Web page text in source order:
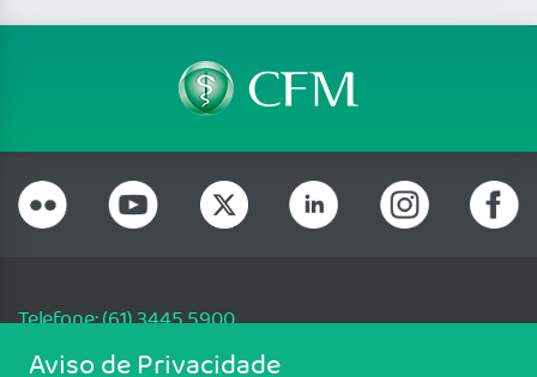
Telefone: (61) 3445 5900
Email: cfm@portalmedico.org.br
Aviso de Privacidade